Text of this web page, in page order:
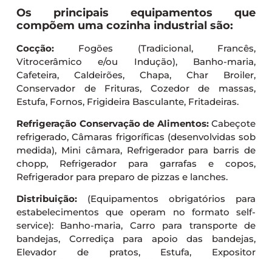
Os principais equipamentos que
compõem uma cozinha industrial são:
Cocção: Fogões (Tradicional, Francês,
Vitrocerâmico e/ou Indução), Banho-maria,
Cafeteira, Caldeirões, Chapa, Char Broiler,
Conservador de Frituras, Cozedor de massas,
Estufa, Fornos, Frigideira Basculante, Fritadeiras.
Refrigeração Conservação de Alimentos:Cabeçote
refrigerado, Câmaras frigoríficas (desenvolvidas sob
medida), Mini câmara, Refrigerador para barris de
chopp, Refrigerador para garrafas e copos,
Refrigerador para preparo de pizzas e lanches.
Distribuição: (Equipamentos obrigatórios para
estabelecimentos que operam no formato self-
service): Banho-maria, Carro para transporte de
bandejas, Corrediça para apoio das bandejas,
Elevador de pratos, Estufa, Expositor